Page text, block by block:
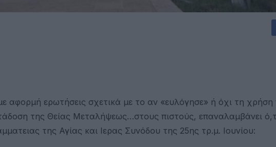
αφορμή ερωτήσεις σχετικά με το αν «ευλόγησε» ή όχι τη
της Θείας Μεταλήψεως…στους πιστούς, επαναλαμβάνει
της Αγίας και Ιερας Συνόδου της 25ης τρ.μ. Ιουνίου: